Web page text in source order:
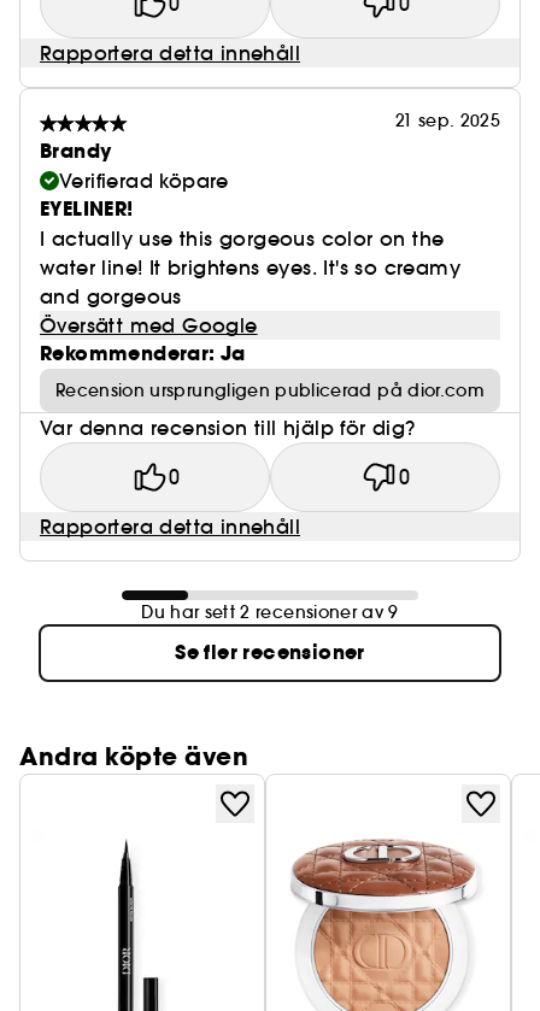
Rapportera detta innehåll
21 sep. 2025
Brandy
Verifierad köpare
EYELINER!
I actually use this gorgeous color on the
water line! It brightens eyes. It's so creamy
and gorgeous
Översätt med Google
Rekommenderar: Ja
Recension ursprungligen publicerad på dior.com
Var denna recension till hjälp för dig?
0 0
Rapportera detta innehåll
Du har sett 2 recensioner av 9
Se fler recensioner
Andra köpte även